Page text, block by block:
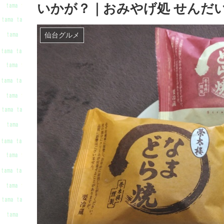
いかが？｜おみやげ処 せんだ
仙台グルメ